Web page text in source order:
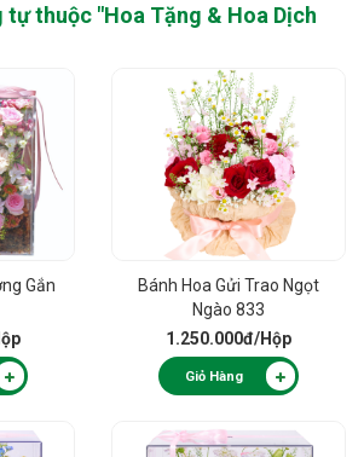
tự thuộc "Hoa Tặng & Hoa Dịch
Gắn
Bánh Hoa Gửi Trao Ngọt
Ngào 833
1.250.000đ/Hộp
Giỏ Hàng